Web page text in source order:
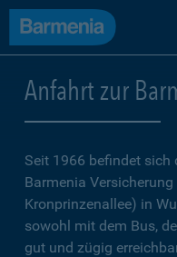
Anfahrt zur
Seit 1966 befindet sich
Barmenia
Kronprinzenallee) in
sowohl mit dem Bus,
gut und zügig